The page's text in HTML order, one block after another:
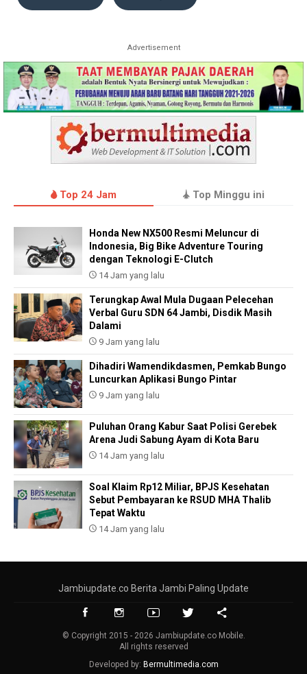
Advertisement
Top 24 Jam Top Minggu ini
Honda New NX500 Resmi Meluncur di
Indonesia, Big Bike Adventure Touring
dengan Teknologi E-Clutch
14 Jam yang lalu
Terungkap Awal Mula Dugaan Pelecehan
Verbal Guru SDN 64 Jambi, Disdik Masih
Dalami
9 Jam yang lalu
Dihadiri Wamendikdasmen, Pemkab Bungo
Luncurkan Aplikasi Bungo Pintar
9 Jam yang lalu
Puluhan Orang Kabur Saat Polisi Gerebek
Arena Judi Sabung Ayam di Kota Baru
14 Jam yang lalu
Soal Klaim Rp12 Miliar, BPJS Kesehatan
Sebut Pembayaran ke RSUD MHA Thalib
Tepat Waktu
14 Jam yang lalu
Jambiupdate.co Berita Jambi Paling Update
© Copyright 2015 - 2026 Jambiupdate.co Mobile.
All rights reserved
Developed by: Bermultimedia.com